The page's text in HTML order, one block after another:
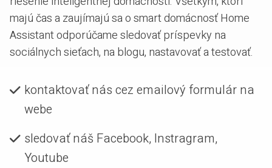
majú čas a zaujímajú sa o smart domácnosť Home
Assistant odporúčame sledovať príspevky na
sociálnych sieťach, na blogu, nastavovať a testovať.
kontaktovať nás cez emailový formulár na
webe
sledovať náš Facebook, Instragram,
Youtube